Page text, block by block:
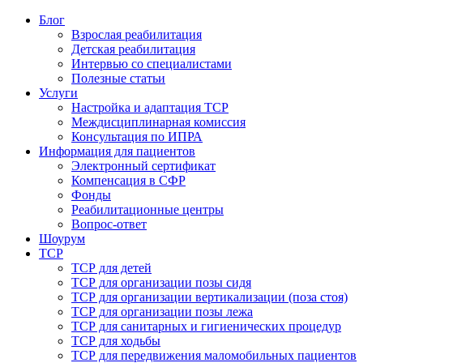
Блог
Взрослая реабилитация
Детская реабилитация
Интервью со специалистами
Полезные статьи
Услуги
Настройка и адаптация ТСР
Междисциплинарная комиссия
Консультация по ИПРА
Информация для пациентов
Электронный сертификат
Компенсация в СФР
Фонды
Реабилитационные центры
Вопрос-ответ
Шоурум
ТСР
ТСР для детей
ТСР для организации позы сидя
ТСР для организации вертикализации (поза стоя)
ТСР для организации позы лежа
ТСР для санитарных и гигиенических процедур
ТСР для ходьбы
ТСР для передвижения маломобильных пациентов